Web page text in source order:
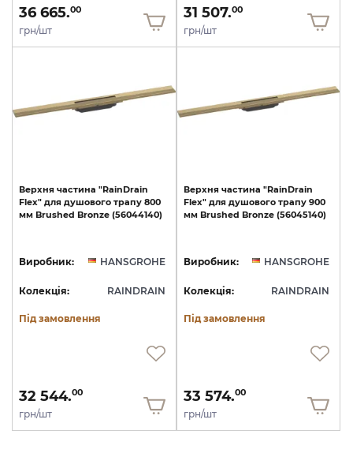
36 665.00
грн/шт
31 507.00
грн/шт
Верхня частина "RainDrain
Flex" для душового трапу 800
мм Brushed Bronze (56044140)
Виробник: HANSGROHE
Колекція: RAINDRAIN
Під замовлення
32 544.00
грн/шт
Верхня частина "RainDrain
Flex" для душового трапу 900
мм Brushed Bronze (56045140)
Виробник: HANSGROHE
Колекція: RAINDRAIN
Під замовлення
33 574.00
грн/шт